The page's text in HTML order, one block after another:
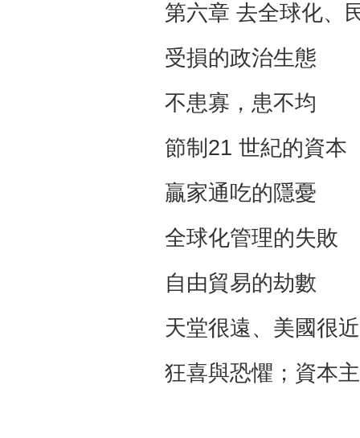
第六章 去全球化、
受損的政治
不患寡，患
節制21 世紀
贏家通吃的
全球化管理
自由貿易的
天堂很遠、美
狂喜與恐懼；資